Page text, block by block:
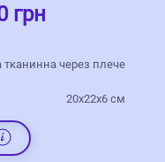
грн
тканинна через плече
20x22x6 см